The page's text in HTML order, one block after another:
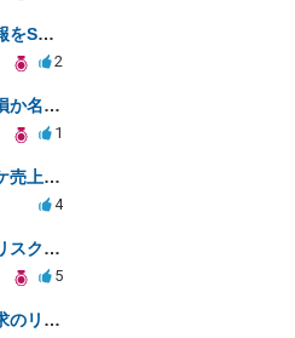
当方の腹いせで相手方の個人情報をSNSで晒してしまい名誉毀損させてしまったかもしれない
2
知的障害者と言う文言が名誉毀損か名誉感情の侵害になるか教えてほしい。
1
ネットでの誹謗中傷によるコミケ売上減少、損害賠償は可能か？
4
示談書に口外禁止条項を入れるリスクはありますか？
5
誹謗中傷に該当するかと開示請求のリスクを知りたい